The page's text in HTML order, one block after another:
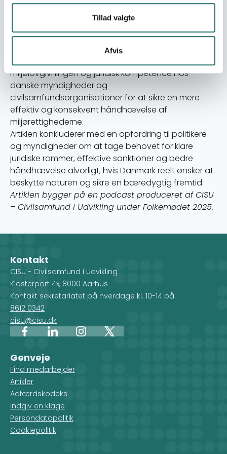
Tillad valgte
Afvis
tvunget stater til at tage større ansvar for
miljøbeskyttelse. Disse sager viser, hvordan juraen
kan bruges som et værktøj for mere ambitiøs
Deltagerne opfordrede til en styrkelse af
miljølovgivningen og juridisk kompetence hos
danske myndigheder og
civilsamfundsorganisationer for at sikre en mere
effektiv og konsekvent håndhævelse af
miljørettighederne.
Artiklen konkluderer med en opfordring til politikere
og myndigheder om at tage behovet for klare
juridiske rammer, effektive sanktioner og bedre
håndhævelse alvorligt, hvis Danmark reelt ønsker at
beskytte naturen og sikre en bæredygtig fremtid.
Artiklen bygger på en podcast produceret af CISU
– Civilsamfund i Udvikling under Folkemødet 2025.
Kontakt
CISU - Civilsamfund i Udvikling
Klosterport 4x, 8000 Aarhus
Kontakt sekretariatet på hverdage kl. 10-14 på:
8612 0342
cisu@cisu.dk
FacebookLinkedInInstagram
X
Genveje
Find medarbejder
Artikler
Adfærdskodeks
Indgiv en klage
Persondatapolitik
Cookiepolitik